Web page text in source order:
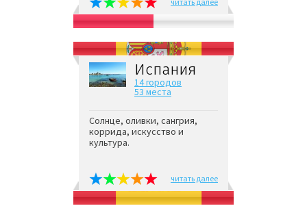
Испания
14 городов
53 места
Солнце, оливки, сангрия,
коррида, искусство и
культура.
читать далее